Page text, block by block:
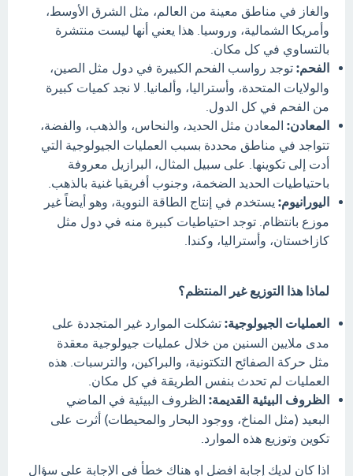
والغاز في مناطق معينة من العالم، مثل الشرق الأوسط،
وأمريكا الشمالية، وروسيا. هذا يعني أنها ليست منتشرة
بالتساوي في كل مكان.
الفحم: توجد رواسب الفحم الكبيرة في دول مثل الصين،
والولايات المتحدة، وأستراليا، وألمانيا. لا نجد كميات كبيرة
من الفحم في كل الدول.
المعادن: المعادن مثل الحديد، والنحاس، والذهب، والفضة،
تتواجد في مناطق محددة بسبب العمليات الجيولوجية التي
أدت إلى تكوينها. على سبيل المثال، البرازيل معروفة
باحتياطيات الحديد الضخمة، وجنوب أفريقيا غنية بالذهب.
اليورانيوم: يستخدم في إنتاج الطاقة النووية، وهو أيضاً غير
موزع بانتظام. توجد احتياطيات كبيرة منه في دول مثل
كازاخستان، وأستراليا، وكندا.
لماذا هذا التوزيع غير المنتظم؟
العمليات الجيولوجية: تشكلت الموارد غير المتجددة على
مدى ملايين السنين من خلال عمليات جيولوجية معقدة
مثل حركة الصفائح التكتونية، والبراكين، والترسبات. هذه
العمليات لم تحدث بنفس الطريقة في كل مكان.
الظروف البيئية القديمة: الظروف البيئية في الماضي
البعيد (مثل المناخ، ووجود البحار والمحيطات) أثرت على
تكوين وتوزيع هذه الموارد.
اذا كان لديك إجابة افضل او هناك خطأ في الإجابة علي سؤال